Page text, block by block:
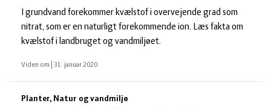
I grundvand forekommer kvælstof i overvejende grad som
nitrat, som er en naturligt forekommende ion. Læs fakta om
kvælstof i landbruget og vandmiljøet.
Viden om 31. januar 2020
Planter, Natur og vandmiljø